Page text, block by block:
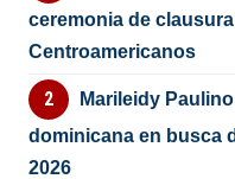
ceremonia de
Centroamericanos
Marileidy
dominicana en busca
2026